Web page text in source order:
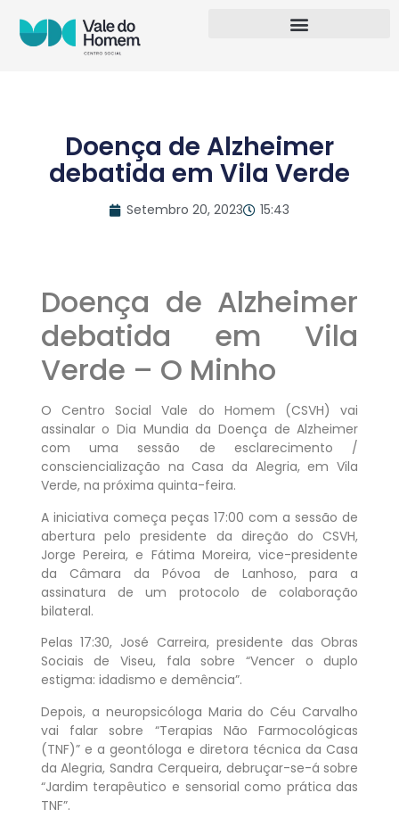
Doença de Alzheimer
debatida em Vila Verde
Setembro 20, 2023 15:43
Doença de Alzheimer
debatida em Vila
Verde – O Minho
O Centro Social Vale do Homem (CSVH) vai
assinalar o Dia Mundia da Doença de Alzheimer
com uma sessão de esclarecimento /
consciencialização na Casa da Alegria, em Vila
Verde, na próxima quinta-feira.
A iniciativa começa peças 17:00 com a sessão de
abertura pelo presidente da direção do CSVH,
Jorge Pereira, e Fátima Moreira, vice-presidente
da Câmara da Póvoa de Lanhoso, para a
assinatura de um protocolo de colaboração
bilateral.
Pelas 17:30, José Carreira, presidente das Obras
Sociais de Viseu, fala sobre “Vencer o duplo
estigma: idadismo e demência”.
Depois, a neuropsicóloga Maria do Céu Carvalho
vai falar sobre “Terapias Não Farmocológicas
(TNF)” e a geontóloga e diretora técnica da Casa
da Alegria, Sandra Cerqueira, debruçar-se-á sobre
“Jardim terapêutico e sensorial como prática das
TNF”.